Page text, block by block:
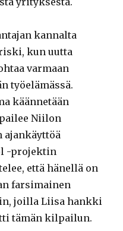
kannalta
kun uutta
varmaan
työelämässä.
käännetään
Niilon
ajankäyttöä
-projektin
että hänellä on
farsimainen
joilla Liisa hankki
tämän kilpailun.